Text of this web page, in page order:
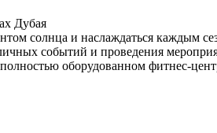
Дубая
солнца и наслаждаться каждым
событий и проведения
оборудованном фитнес-